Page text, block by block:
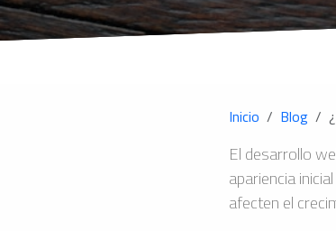
Inicio Blog
El desarrollo
apariencia
afecten el